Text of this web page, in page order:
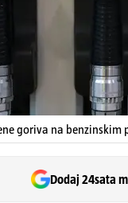
goriva na benzinskim
Dodaj 24sata